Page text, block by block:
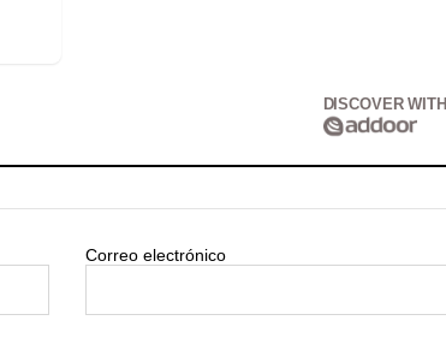
DISCOVER WITH
Correo electrónico